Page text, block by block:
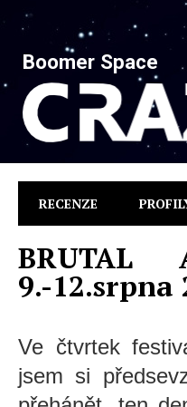
Boomer Space
RECENZE
BRUTAL
9.-12.srpna
Ve čtvrtek
jsem si